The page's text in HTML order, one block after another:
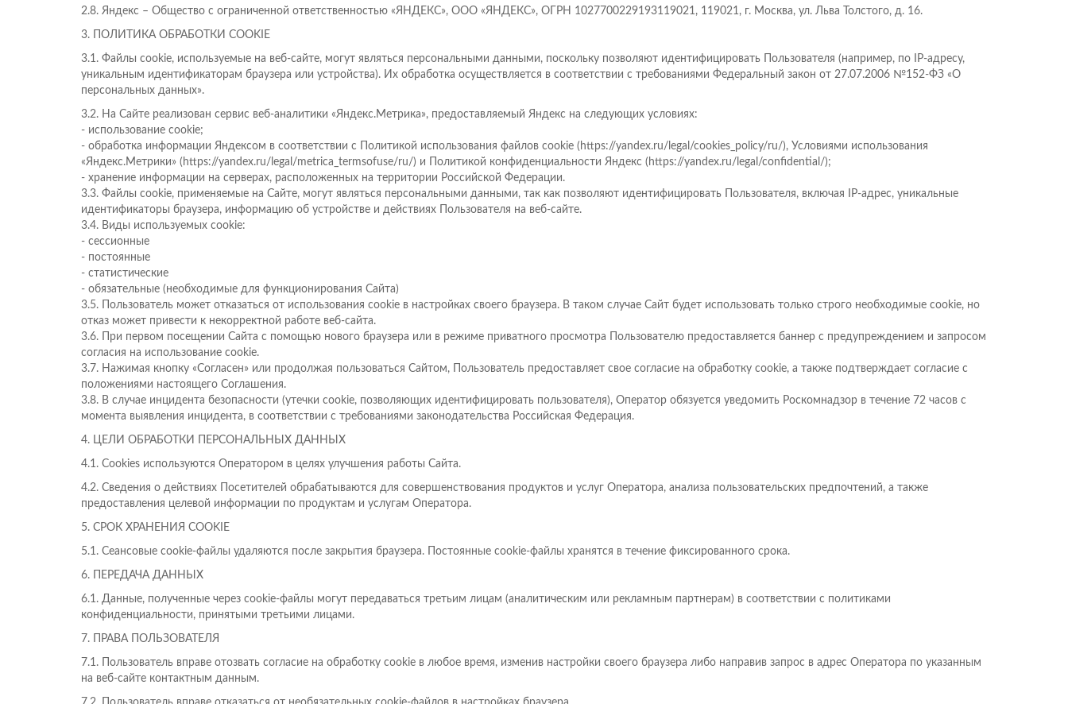
2.8. Яндекс – Общество с ограниченной ответственностью «ЯНДЕКС», ООО «ЯНДЕКС», ОГРН 1027700229193119021, 119021, г. Москва, ул. Льва Толстого, д. 16.
3. ПОЛИТИКА ОБРАБОТКИ COOKIE
3.1. Файлы cookie, используемые на веб-сайте, могут являться персональными данными, поскольку позволяют идентифицировать Пользователя (например, по IP-адресу,
уникальным идентификаторам браузера или устройства). Их обработка осуществляется в соответствии с требованиями Федеральный закон от 27.07.2006 №152-ФЗ «О
персональных данных».
3.2. На Сайте реализован сервис веб-аналитики «Яндекс.Метрика», предоставляемый Яндекс на следующих условиях:
- использование cookie;
- обработка информации Яндексом в соответствии с Политикой использования файлов cookie (https://yandex.ru/legal/cookies_policy/ru/), Условиями использования
«Яндекс.Метрики» (https://yandex.ru/legal/metrica_termsofuse/ru/) и Политикой конфиденциальности Яндекс (https://yandex.ru/legal/confidential/);
- хранение информации на серверах, расположенных на территории Российской Федерации.
3.3. Файлы cookie, применяемые на Сайте, могут являться персональными данными, так как позволяют идентифицировать Пользователя, включая IP-адрес, уникальные
идентификаторы браузера, информацию об устройстве и действиях Пользователя на веб-сайте.
3.4. Виды используемых cookie:
- сессионные
- постоянные
- статистические
- обязательные (необходимые для функционирования Сайта)
3.5. Пользователь может отказаться от использования cookie в настройках своего браузера. В таком случае Сайт будет использовать только строго необходимые cookie, но
отказ может привести к некорректной работе веб-сайта.
3.6. При первом посещении Сайта с помощью нового браузера или в режиме приватного просмотра Пользователю предоставляется баннер с предупреждением и запросом
согласия на использование cookie.
3.7. Нажимая кнопку «Согласен» или продолжая пользоваться Сайтом, Пользователь предоставляет свое согласие на обработку cookie, а также подтверждает согласие с
положениями настоящего Соглашения.
3.8. В случае инцидента безопасности (утечки cookie, позволяющих идентифицировать пользователя), Оператор обязуется уведомить Роскомнадзор в течение 72 часов с
момента выявления инцидента, в соответствии с требованиями законодательства Российская Федерация.
4. ЦЕЛИ ОБРАБОТКИ ПЕРСОНАЛЬНЫХ ДАННЫХ
4.1. Cookies используются Оператором в целях улучшения работы Сайта.
4.2. Сведения о действиях Посетителей обрабатываются для совершенствования продуктов и услуг Оператора, анализа пользовательских предпочтений, а также
предоставления целевой информации по продуктам и услугам Оператора.
5. СРОК ХРАНЕНИЯ COOKIE
5.1. Сеансовые cookie-файлы удаляются после закрытия браузера. Постоянные cookie-файлы хранятся в течение фиксированного срока.
6. ПЕРЕДАЧА ДАННЫХ
6.1. Данные, полученные через cookie-файлы могут передаваться третьим лицам (аналитическим или рекламным партнерам) в соответствии с политиками
конфиденциальности, принятыми третьими лицами.
7. ПРАВА ПОЛЬЗОВАТЕЛЯ
7.1. Пользователь вправе отозвать согласие на обработку cookie в любое время, изменив настройки своего браузера либо направив запрос в адрес Оператора по указанным
на веб-сайте контактным данным.